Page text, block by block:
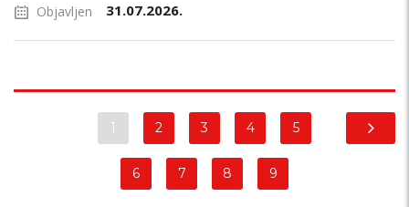
Objavljen 31.07.2026.
1 2 3 4 5
6 7 8 9